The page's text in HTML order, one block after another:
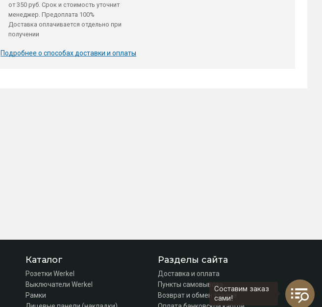
от 350 руб. Срок и стоимость уточнит
менеджер. Предоплата 100%
Доставка оплачивается отдельно при
получении
Подробнее о способах доставки и оплаты
Каталог
Розетки Werkel
Выключатели Werkel
Рамки
Разделы сайта
Доставка и оплата
Пункты самовывоза
Возврат и обмен товара
Составим заказ
сами!